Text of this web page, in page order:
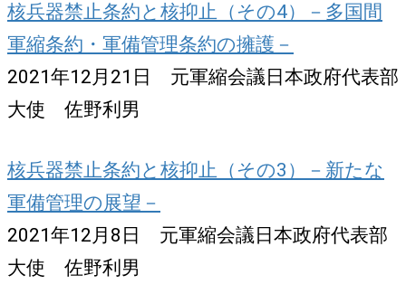
核兵器禁止条約と核抑止（その4）－多国間
軍縮条約・軍備管理条約の擁護－
2021年12月21日 元軍縮会議日本政府代表部
大使 佐野利男
核兵器禁止条約と核抑止（その3）－新たな
軍備管理の展望－
2021年12月8日 元軍縮会議日本政府代表部
大使 佐野利男